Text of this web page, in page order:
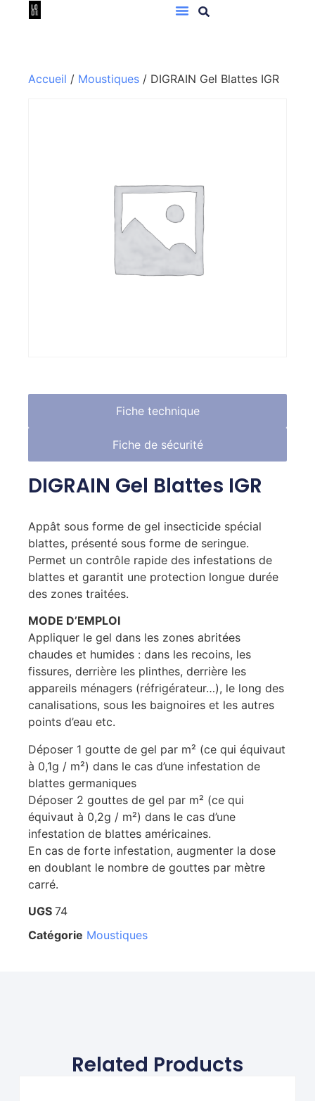
Accueil / Moustiques / DIGRAIN Gel Blattes IGR
Fiche technique
Fiche de sécurité
DIGRAIN Gel Blattes IGR
Appât sous forme de gel insecticide spécial
blattes, présenté sous forme de seringue.
Permet un contrôle rapide des infestations de
blattes et garantit une protection longue durée
des zones traitées.
MODE D’EMPLOI
Appliquer le gel dans les zones abritées
chaudes et humides : dans les recoins, les
fissures, derrière les plinthes, derrière les
appareils ménagers (réfrigérateur…), le long des
canalisations, sous les baignoires et les autres
points d’eau etc.
Déposer 1 goutte de gel par m² (ce qui équivaut
à 0,1g / m²) dans le cas d’une infestation de
blattes germaniques
Déposer 2 gouttes de gel par m² (ce qui
équivaut à 0,2g / m²) dans le cas d’une
infestation de blattes américaines.
En cas de forte infestation, augmenter la dose
en doublant le nombre de gouttes par mètre
carré.
UGS 74
Catégorie Moustiques
Related Products